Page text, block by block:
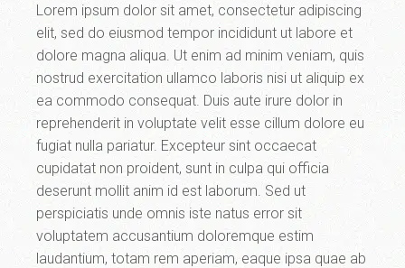
Lorem ipsum dolor sit amet, consectetur adipiscing
elit, sed do eiusmod tempor incididunt ut labore et
dolore magna aliqua. Ut enim ad minim veniam, quis
nostrud exercitation ullamco laboris nisi ut aliquip ex
ea commodo consequat. Duis aute irure dolor in
reprehenderit in voluptate velit esse cillum dolore eu
fugiat nulla pariatur. Excepteur sint occaecat
cupidatat non proident, sunt in culpa qui officia
deserunt mollit anim id est laborum. Sed ut
perspiciatis unde omnis iste natus error sit
voluptatem accusantium doloremque estim
laudantium, totam rem aperiam, eaque ipsa quae ab